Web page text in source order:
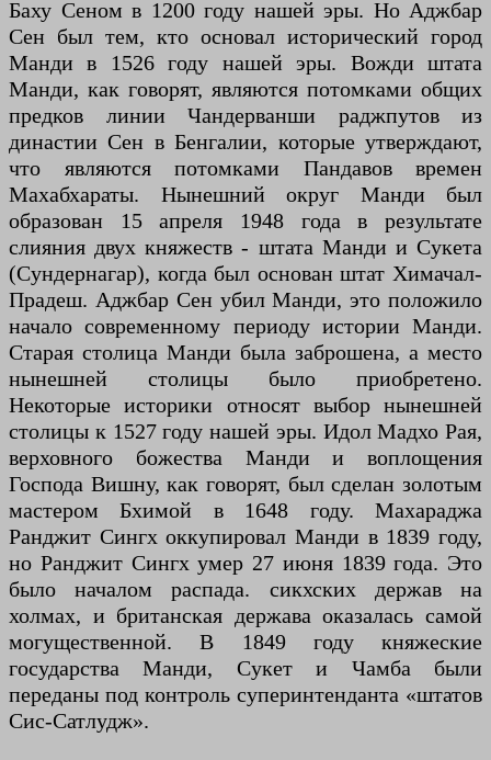
Баху Сеном в 1200 году нашей эры. Но Аджбар
Сен был тем, кто основал исторический город
Манди в 1526 году нашей эры. Вожди штата
Манди, как говорят, являются потомками общих
предков линии Чандерванши раджпутов из
династии Сен в Бенгалии, которые утверждают,
что являются потомками Пандавов времен
Махабхараты. Нынешний округ Манди был
образован 15 апреля 1948 года в результате
слияния двух княжеств - штата Манди и Сукета
(Сундернагар), когда был основан штат Химачал-
Прадеш. Аджбар Сен убил Манди, это положило
начало современному периоду истории Манди.
Старая столица Манди была заброшена, а место
нынешней столицы было приобретено.
Некоторые историки относят выбор нынешней
столицы к 1527 году нашей эры. Идол Мадхо Рая,
верховного божества Манди и воплощения
Господа Вишну, как говорят, был сделан золотым
мастером Бхимой в 1648 году. Махараджа
Ранджит Сингх оккупировал Манди в 1839 году,
но Ранджит Сингх умер 27 июня 1839 года. Это
было началом распада. сикхских держав на
холмах, и британская держава оказалась самой
могущественной. В 1849 году княжеские
государства Манди, Сукет и Чамба были
переданы под контроль суперинтенданта «штатов
Сис-Сатлудж».